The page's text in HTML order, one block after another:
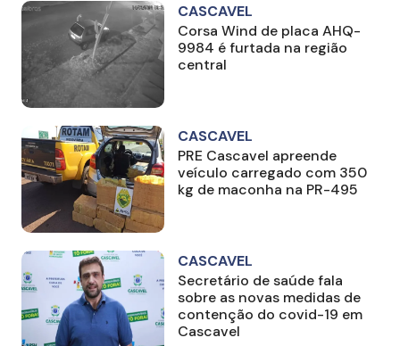
CASCAVEL
Corsa Wind de placa AHQ-
9984 é furtada na região
central
CASCAVEL
PRE Cascavel apreende
veículo carregado com 350
kg de maconha na PR-495
CASCAVEL
Secretário de saúde fala
sobre as novas medidas de
contenção do covid-19 em
Cascavel